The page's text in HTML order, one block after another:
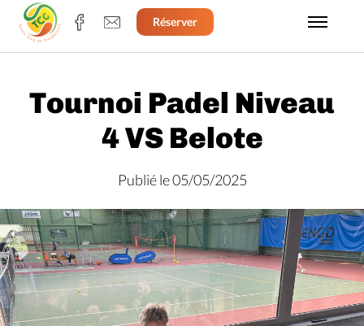
Réserver
Tournoi Padel Niveau
4 VS Belote
Publié le 05/05/2025